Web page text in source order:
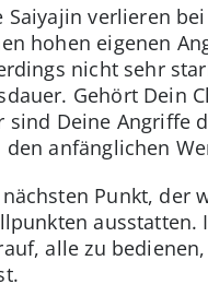
Saiyajin verlieren
hohen eigenen
nicht sehr
Gehört Dein
sind Deine Angriffe
den anfänglichen
Punkt, der
ausstatten.
alle zu